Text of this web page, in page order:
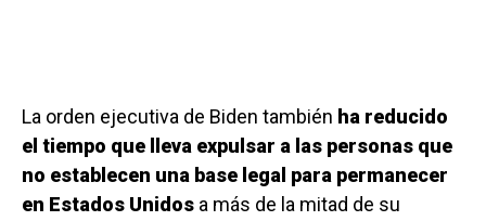
La orden ejecutiva de Biden también ha reducido
el tiempo que lleva expulsar a las personas que
no establecen una base legal para permanecer
en Estados Unidos a más de la mitad de su